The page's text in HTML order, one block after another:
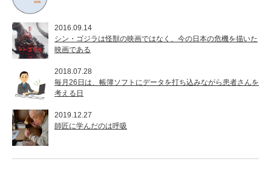
2016.09.14
シン・ゴジラは怪獣の映画ではなく、今の日本の危機を描いた
映画である
2018.07.28
毎月26日は、帳簿ソフトにデータを打ち込みながら患者さんを
考える日
2019.12.27
師匠に学んだのは呼吸